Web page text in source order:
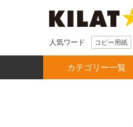
人気ワード コピー用紙
カテゴリー一覧